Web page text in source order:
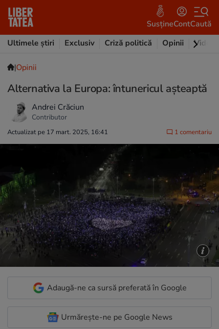
SusțineContCaută
Ultimele știri
Exclusiv Criză politică Opinii Video
|Opinii
Alternativa la Europa: întunericul așteaptă
Andrei Crăciun
Contributor
Actualizat pe 17 mart. 2025, 16:41 1 comentariu
Adaugă-ne ca sursă preferată în Google
Urmărește-ne pe Google News